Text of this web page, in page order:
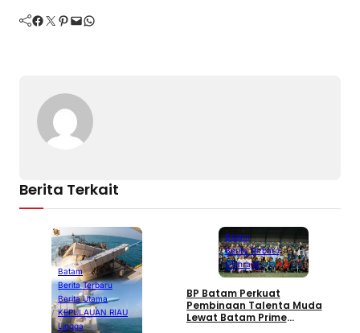
Facebook Twitter Pinterest Mail WhatsApp
Berita Terkait
Batam
Berita Terbaru
Berita Utama
KEPULAUAN RIAU
Lingga
Batam
Berita Terbaru
Olahraga
BP Batam Perkuat
Pembinaan Talenta Muda
Lewat Batam Prime